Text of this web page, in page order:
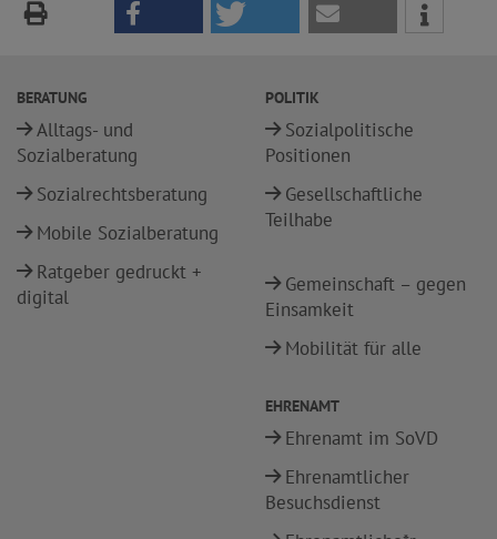
BERATUNG
Alltags- und
Sozialberatung
Sozialrechtsberatung
Mobile Sozialberatung
Ratgeber gedruckt +
digital
POLITIK
Sozialpolitische
Positionen
Gesellschaftliche
Teilhabe
Gemeinschaft – gegen
Einsamkeit
Mobilität für alle
EHRENAMT
Ehrenamt im SoVD
Ehrenamtlicher
Besuchsdienst